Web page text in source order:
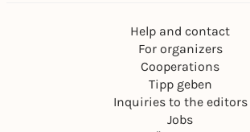
Help and contact
For organizers
Cooperations
Tipp geben
Inquiries to the editors
Jobs